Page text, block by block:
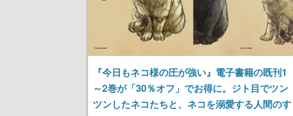
『今日もネコ様の圧が強い』電子書籍の既刊1
～2巻が「30％オフ」でお得に。ジト目でツン
ツンしたネコたちと、ネコを溺愛する人間のす